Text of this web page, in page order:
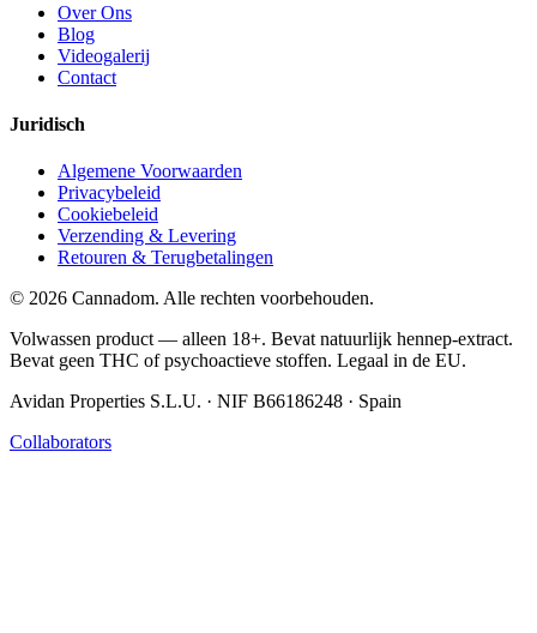
Over Ons
Blog
Videogalerij
Contact
Juridisch
Algemene Voorwaarden
Privacybeleid
Cookiebeleid
Verzending & Levering
Retouren & Terugbetalingen
© 2026 Cannadom. Alle rechten voorbehouden.
Volwassen product — alleen 18+. Bevat natuurlijk hennep-extract.
Bevat geen THC of psychoactieve stoffen. Legaal in de EU.
Avidan Properties S.L.U. · NIF B66186248 · Spain
Collaborators